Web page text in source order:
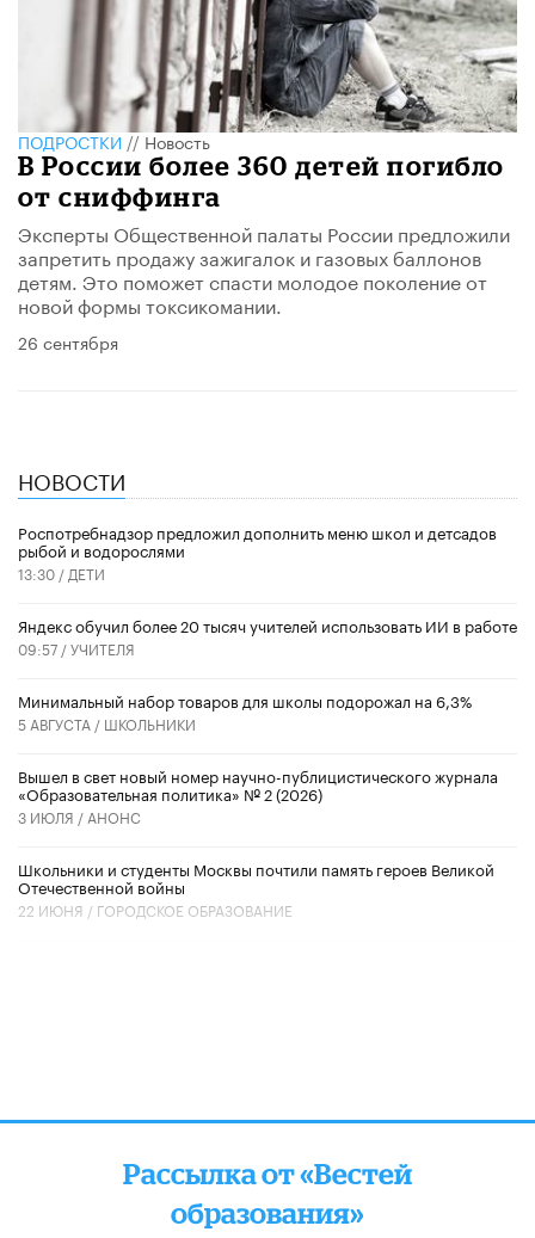
ПОДРОСТКИ//Новость
В России более 360 детей погибло
от сниффинга
Эксперты Общественной палаты России предложили
запретить продажу зажигалок и газовых баллонов
детям. Это поможет спасти молодое поколение от
новой формы токсикомании.
26 сентября
НОВОСТИ
Роспотребнадзор предложил дополнить меню школ и детсадов
рыбой и водорослями
13:30 / ДЕТИ
​Яндекс обучил более 20 тысяч учителей использовать ИИ в работе
09:57 /УЧИТЕЛЯ
Минимальный набор товаров для школы подорожал на 6,3%
5 АВГУСТА / ШКОЛЬНИКИ
Вышел в свет новый номер научно-публицистического журнала
«Образовательная политика» № 2 (2026)
3 ИЮЛЯ / АНОНС
Школьники и студенты Москвы почтили память героев Великой
Отечественной войны
22 ИЮНЯ / ГОРОДСКОЕ ОБРАЗОВАНИЕ
Рассылка от «Вестей
образования»